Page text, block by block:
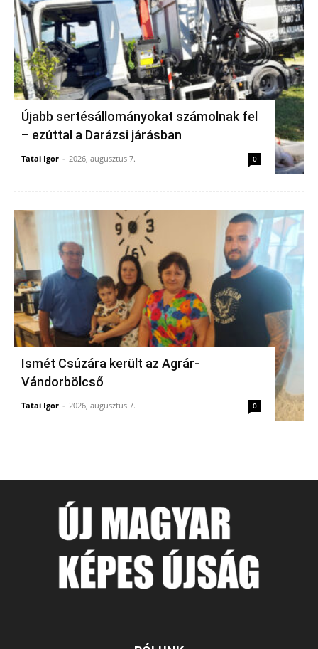
Újabb sertésállományokat számolnak fel
– ezúttal a Darázsi járásban
Tatai Igor - 2026, augusztus 7. 0
Ismét Csúzára került az Agrár-
Vándorbölcső
Tatai Igor - 2026, augusztus 7. 0